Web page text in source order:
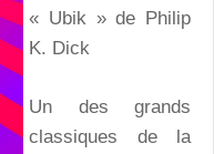
« Ubik » de Philip
K. Dick
Un des grands
classiques de la